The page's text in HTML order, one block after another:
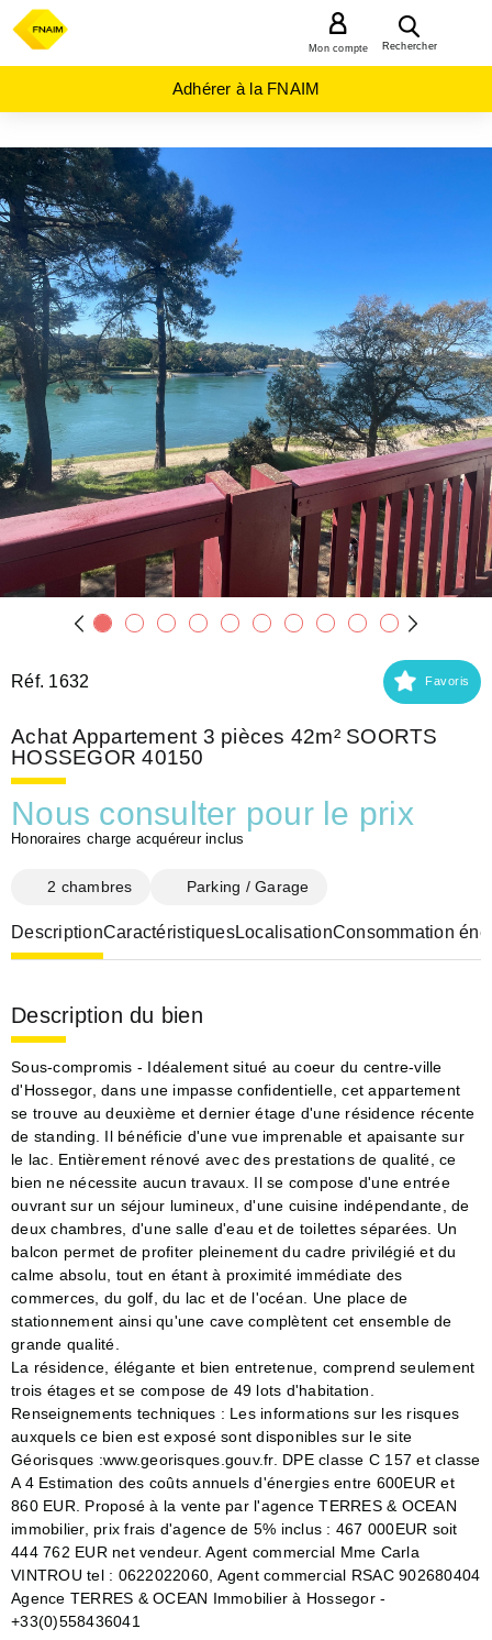
Rechercher
Mon compte
Adhérer à la FNAIM
ACHAT
APPARTEMENT
NOUVELLE-
AQUITAINE
LANDES
(40)
SOORTS
HOSSEGOR
(40150)
Réf. 1632 Favoris
Achat Appartement 3 pièces 42m² SOORTS
HOSSEGOR 40150
Nous consulter pour le prix
Honoraires charge acquéreur inclus
2 chambres Parking / Garage
DescriptionCaractéristiquesLocalisationConsommation
Description du bien
Sous-compromis - Idéalement situé au coeur du centre-ville
d'Hossegor, dans une impasse confidentielle, cet appartement
se trouve au deuxième et dernier étage d'une résidence récente
de standing. Il bénéficie d'une vue imprenable et apaisante sur
le lac. Entièrement rénové avec des prestations de qualité, ce
bien ne nécessite aucun travaux. Il se compose d'une entrée
ouvrant sur un séjour lumineux, d'une cuisine indépendante, de
deux chambres, d'une salle d'eau et de toilettes séparées. Un
balcon permet de profiter pleinement du cadre privilégié et du
calme absolu, tout en étant à proximité immédiate des
commerces, du golf, du lac et de l'océan. Une place de
stationnement ainsi qu'une cave complètent cet ensemble de
grande qualité.
La résidence, élégante et bien entretenue, comprend seulement
trois étages et se compose de 49 lots d'habitation.
Renseignements techniques : Les informations sur les risques
auxquels ce bien est exposé sont disponibles sur le site
Géorisques :www.georisques.gouv.fr. DPE classe C 157 et classe
A 4 Estimation des coûts annuels d'énergies entre 600EUR et
860 EUR. Proposé à la vente par l'agence TERRES & OCEAN
immobilier, prix frais d'agence de 5% inclus : 467 000EUR soit
444 762 EUR net vendeur. Agent commercial Mme Carla
VINTROU tel : 0622022060, Agent commercial RSAC 902680404
Agence TERRES & OCEAN Immobilier à Hossegor -
+33(0)558436041